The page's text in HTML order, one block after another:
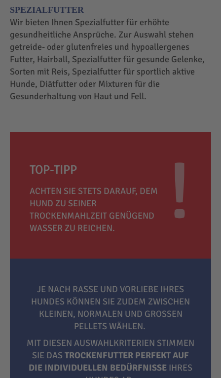
SPEZIALFUTTER
Wir bieten Ihnen Spezialfutter für erhöhte
gesundheitliche Ansprüche. Zur Auswahl stehen
getreide- oder glutenfreies und hypoallergenes
Futter, Hairball, Spezialfutter für gesunde Gelenke,
Sorten mit Reis, Spezialfutter für sportlich aktive
Hunde, Diätfutter oder Mixturen für die
Gesunderhaltung von Haut und Fell.
TOP-TIPP
ACHTEN SIE STETS DARAUF, DEM
HUND ZU SEINER
TROCKENMAHLZEIT GENÜGEND
WASSER ZU REICHEN.
JE NACH RASSE UND VORLIEBE IHRES
HUNDES KÖNNEN SIE ZUDEM ZWISCHEN
KLEINEN, NORMALEN UND GROSSEN P
ELLETS WÄHLEN.
MIT DIESEN AUSWAHLKRITERIEN STIMMEN
SIE DAS TROCKENFUTTER PERFEKT AUF
DIE INDIVIDUELLEN BEDÜRFNISSE IHRES